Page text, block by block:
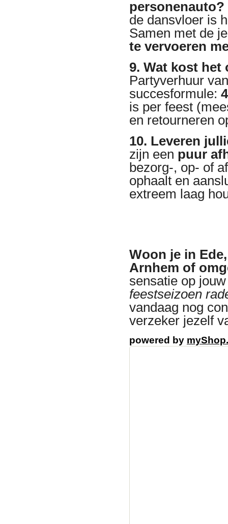
personenauto?
de dansvloer is
Samen met de
te vervoeren
9. Wat kost het
Partyverhuur
succesformule:
is per feest
en retourneren
10. Leveren
zijn een puur
bezorg-, op- of
ophaalt en
extreem laag
Woon je in
Arnhem of
sensatie op
feestseizoen
vandaag nog
verzeker jezelf
powered by